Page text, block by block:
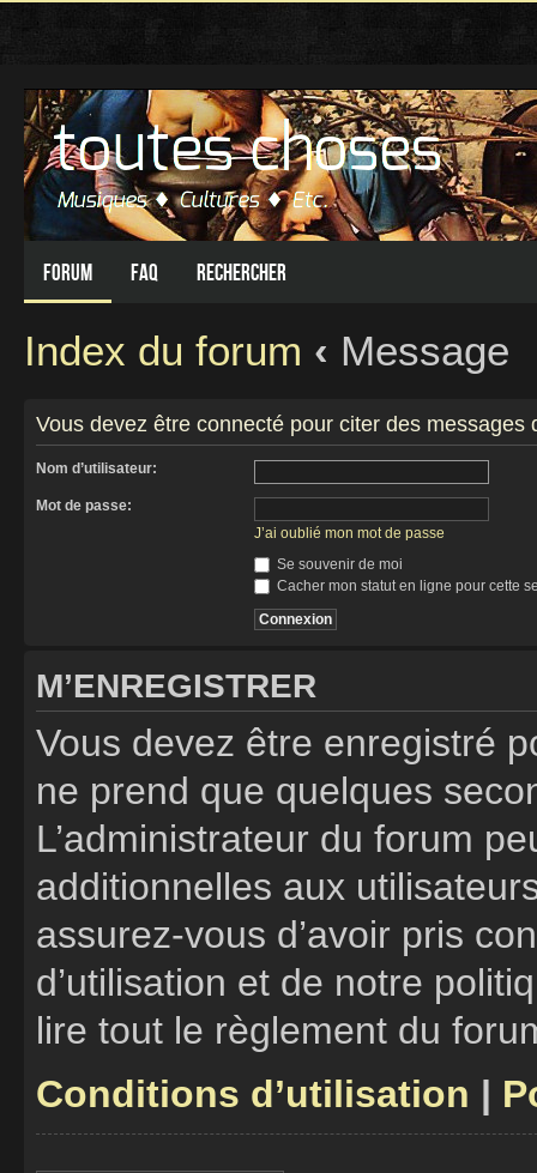
Forum FAQ Rechercher
Index du forum ‹ Message
Vous devez être connecté pour citer des messages
Nom d’utilisateur:
Mot de passe:
J’ai oublié mon mot de passe
Se souvenir de moi
Cacher mon statut en ligne pour cette
M’ENREGISTRER
Vous devez être enregistré
ne prend que quelques
L’administrateur du forum
additionnelles aux
assurez-vous d’avoir pris
d’utilisation et de notre
lire tout le règlement du
Conditions d’utilisation |